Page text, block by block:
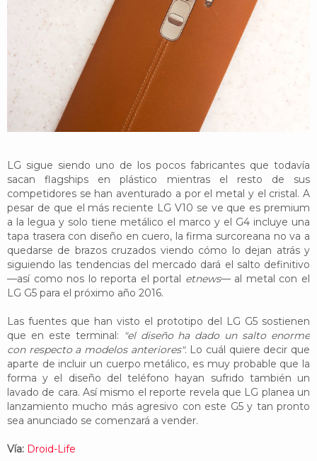
LG sigue siendo uno de los pocos fabricantes que todavía
sacan flagships en plástico mientras el resto de sus
competidores se han aventurado a por el metal y el cristal. A
pesar de que el más reciente LG V10 se ve que es premium
a la legua y solo tiene metálico el marco y el G4 incluye una
tapa trasera con diseño en cuero, la firma surcoreana no va a
quedarse de brazos cruzados viendo cómo lo dejan atrás y
siguiendo las tendencias del mercado dará el salto definitivo
—así como nos lo reporta el portal etnews— al metal con el
LG G5 para el próximo año 2016.
Las fuentes que han visto el prototipo del LG G5 sostienen
que en este terminal: "el diseño ha dado un salto enorme
con respecto a modelos anteriores". Lo cuál quiere decir que
aparte de incluir un cuerpo metálico, es muy probable que la
forma y el diseño del teléfono hayan sufrido también un
lavado de cara. Así mismo el reporte revela que LG planea un
lanzamiento mucho más agresivo con este G5 y tan pronto
sea anunciado se comenzará a vender.
Vía: Droid-Life
YouTube
Twitter
Foro